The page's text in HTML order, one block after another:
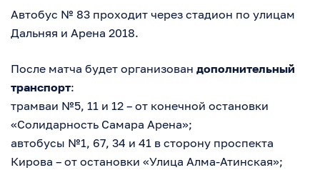
Автобус № 83 проходит через стадион по улицам
Дальняя и Арена 2018.
После матча будет организован дополнительный
транспорт:
трамваи №5, 11 и 12 – от конечной остановки
«Солидарность Самара Арена»;
автобусы №1, 67, 34 и 41 в сторону проспекта
Кирова – от остановки «Улица Алма-Атинская»;